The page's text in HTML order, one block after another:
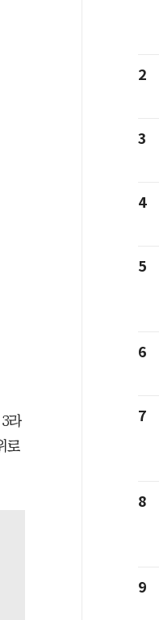
라
로
2
3
4
5
6
7
8
9